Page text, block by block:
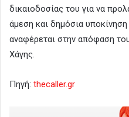
δικαιοδοσίας του για να
άμεση και δημόσια υποκίνηση
αναφέρεται στην απόφαση
Χάγης.
Πηγή: thecaller.gr